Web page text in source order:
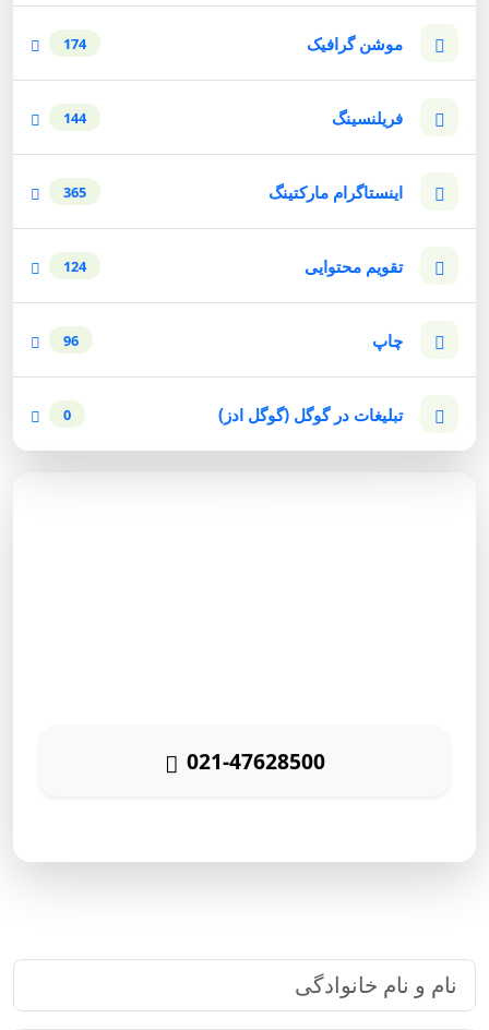
موشن گرافیک 174
فریلنسینگ 144
اینستاگرام مارکتینگ 365
تقویم محتوایی 124
چاپ 96
تبلیغات در گوگل (گوگل ادز) 0
021-47628500